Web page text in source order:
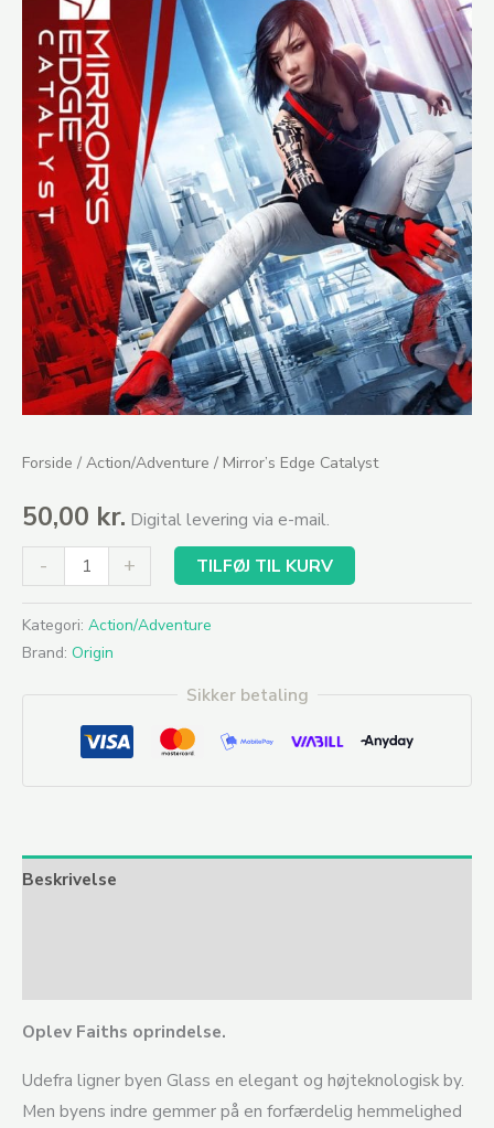
Forside / Action/Adventure / Mirror’s Edge Catalyst
50,00 kr. Digital levering via e-mail.
-
Catalyst
antal
+ TILFØJ TIL KURV
Kategori: Action/Adventure
Brand: Origin
Sikker betaling
Beskrivelse
Oplev Faiths oprindelse.
Udefra ligner byen Glass en elegant og højteknologisk by.
Men byens indre gemmer på en forfærdelig hemmelighed